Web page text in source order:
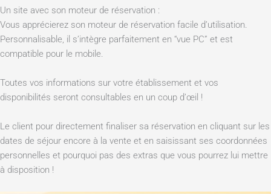
Un site avec son moteur de réservation :
Vous apprécierez son moteur de réservation facile d’utilisation.
Personnalisable, il s’intègre parfaitement en “vue PC” et est
compatible pour le mobile.
Toutes vos informations sur votre établissement et vos
disponibilités seront consultables en un coup d’œil !
Le client pour directement finaliser sa réservation en cliquant sur les
dates de séjour encore à la vente et en saisissant ses coordonnées
personnelles et pourquoi pas des extras que vous pourrez lui mettre
à disposition !